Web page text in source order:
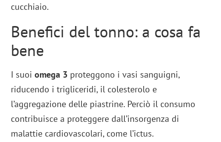
cucchiaio.
Benefici del tonno: a cosa fa
bene
I suoiomega 3 proteggono i vasi sanguigni,
riducendo i trigliceridi, il colesterolo e
l’aggregazione delle piastrine. Perciò il consumo
contribuisce a proteggere dall’insorgenza di
malattie cardiovascolari, come l’ictus.